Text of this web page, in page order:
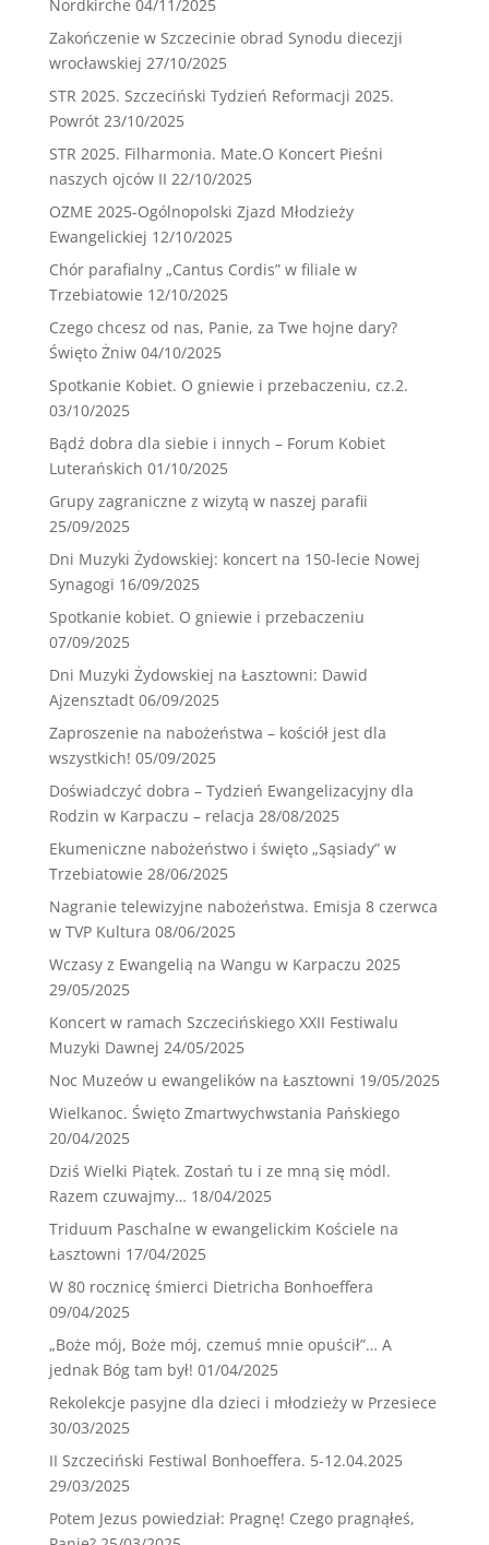
Nordkirche 04/11/2025
Zakończenie w Szczecinie obrad Synodu diecezji
wrocławskiej 27/10/2025
STR 2025. Szczeciński Tydzień Reformacji 2025.
Powrót 23/10/2025
STR 2025. Filharmonia. Mate.O Koncert Pieśni
naszych ojców II 22/10/2025
OZME 2025-Ogólnopolski Zjazd Młodzieży
Ewangelickiej 12/10/2025
Chór parafialny „Cantus Cordis” w filiale w
Trzebiatowie 12/10/2025
Czego chcesz od nas, Panie, za Twe hojne dary?
Święto Żniw 04/10/2025
Spotkanie Kobiet. O gniewie i przebaczeniu, cz.2.
03/10/2025
Bądź dobra dla siebie i innych – Forum Kobiet
Luterańskich 01/10/2025
Grupy zagraniczne z wizytą w naszej parafii
25/09/2025
Dni Muzyki Żydowskiej: koncert na 150-lecie Nowej
Synagogi 16/09/2025
Spotkanie kobiet. O gniewie i przebaczeniu
07/09/2025
Dni Muzyki Żydowskiej na Łasztowni: Dawid
Ajzensztadt 06/09/2025
Zaproszenie na nabożeństwa – kościół jest dla
wszystkich! 05/09/2025
Doświadczyć dobra – Tydzień Ewangelizacyjny dla
Rodzin w Karpaczu – relacja 28/08/2025
Ekumeniczne nabożeństwo i święto „Sąsiady” w
Trzebiatowie 28/06/2025
Nagranie telewizyjne nabożeństwa. Emisja 8 czerwca
w TVP Kultura 08/06/2025
Wczasy z Ewangelią na Wangu w Karpaczu 2025
29/05/2025
Koncert w ramach Szczecińskiego XXII Festiwalu
Muzyki Dawnej 24/05/2025
Noc Muzeów u ewangelików na Łasztowni 19/05/2025
Wielkanoc. Święto Zmartwychwstania Pańskiego
20/04/2025
Dziś Wielki Piątek. Zostań tu i ze mną się módl.
Razem czuwajmy… 18/04/2025
Triduum Paschalne w ewangelickim Kościele na
Łasztowni 17/04/2025
W 80 rocznicę śmierci Dietricha Bonhoeffera
09/04/2025
„Boże mój, Boże mój, czemuś mnie opuścił”… A
jednak Bóg tam był! 01/04/2025
Rekolekcje pasyjne dla dzieci i młodzieży w Przesiece
30/03/2025
II Szczeciński Festiwal Bonhoeffera. 5-12.04.2025
29/03/2025
Potem Jezus powiedział: Pragnę! Czego pragnąłeś,